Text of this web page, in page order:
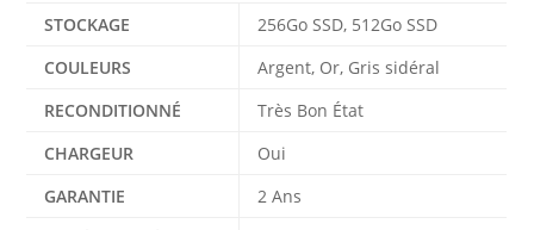
STOCKAGE
256Go SSD, 512Go SSD
COULEURS
Argent, Or, Gris sidéral
RECONDITIONNÉ
Très Bon État
CHARGEUR
Oui
GARANTIE
2 Ans